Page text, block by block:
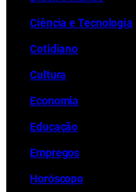
Ciência e Tecnologia
Cotidiano
Cultura
Economia
Educação
Empregos
Horóscopo